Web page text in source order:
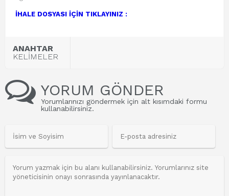
İHALE DOSYASI İÇİN TIKLAYINIZ :
ANAHTAR
KELİMELER
YORUM GÖNDER
Yorumlarınızı göndermek için alt kısımdaki formu
kullanabilirsiniz.